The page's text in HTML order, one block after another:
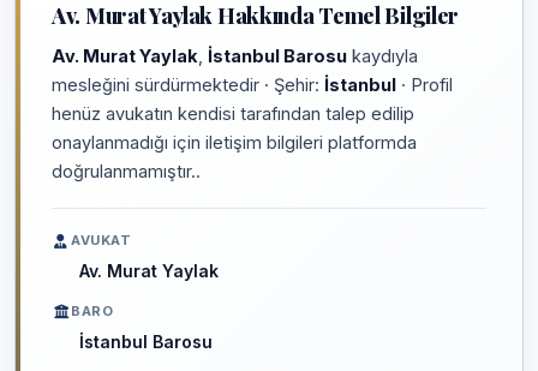
Av. Murat Yaylak Hakkında Temel Bilgiler
Av. Murat Yaylak İstanbul Barosu kaydıyla
mesleğini sürdürmektedir · Şehir: İstanbul · Profil
henüz avukatın kendisi tarafından talep edilip
onaylanmadığı için iletişim bilgileri platformda
doğrulanmamıştır..
AVUKAT
Av. Murat Yaylak
BARO
İstanbul Barosu